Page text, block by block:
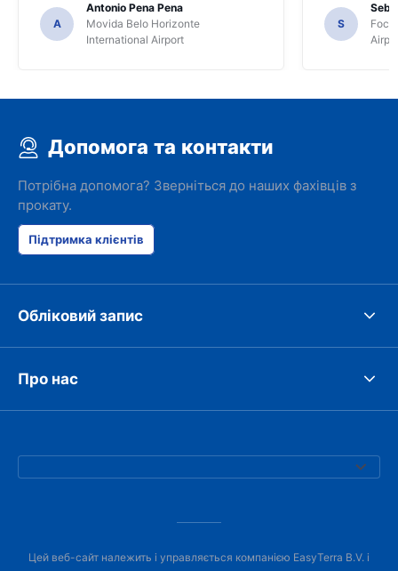
A
Antonio Pena Pena
Movida Belo Horizonte
International Airport
S
Foco
Допомога та контакти
Потрібна допомога? Зверніться до наших фахівців з
прокату.
Підтримка клієнтів
Обліковий запис
Про нас
Цей веб-сайт належить і управляється компанією EasyTerra B.V. і